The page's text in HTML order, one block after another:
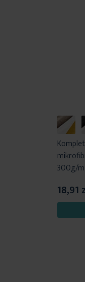
300g/
18,91